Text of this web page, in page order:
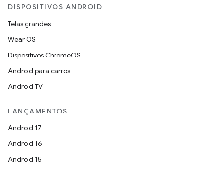
DISPOSITIVOS ANDROID
Telas grandes
Wear OS
Dispositivos ChromeOS
Android para carros
Android TV
LANÇAMENTOS
Android 17
Android 16
Android 15